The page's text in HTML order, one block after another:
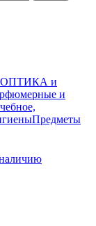
ОПТИКА и
и
Предметы